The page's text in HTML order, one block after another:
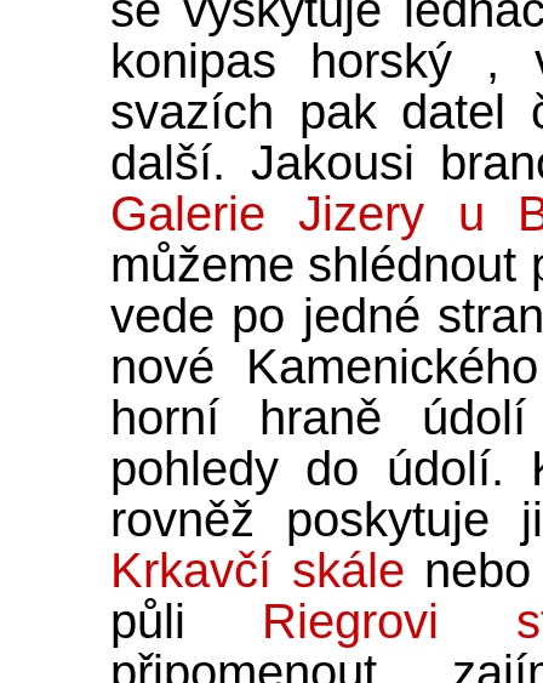
konipas horský ,
svazích pak datel
další. Jakousi
Galerie Jizery u
můžeme shlédnout
vede po jedné
nové
horní hraně
pohledy do údolí.
rovněž poskytuje
Krkavčí skále
půli Riegrovi
připomenout